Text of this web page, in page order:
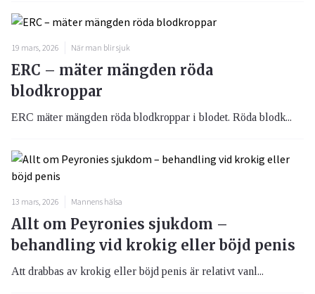
19 mars, 2026 När man blir sjuk
ERC – mäter mängden röda
blodkroppar
ERC mäter mängden röda blodkroppar i blodet. Röda blodk...
13 mars, 2026 Mannens hälsa
Allt om Peyronies sjukdom –
behandling vid krokig eller böjd penis
Att drabbas av krokig eller böjd penis är relativt vanl...